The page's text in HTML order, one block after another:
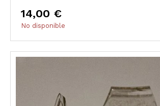
14,00 €
No disponible